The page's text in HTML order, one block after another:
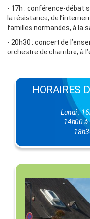
- 17h : conférence-débat
la résistance, de
familles normandes, à la
- 20h30 : concert de
orchestre de chambre, à
HORAIRES
Lundi :
14h00 à